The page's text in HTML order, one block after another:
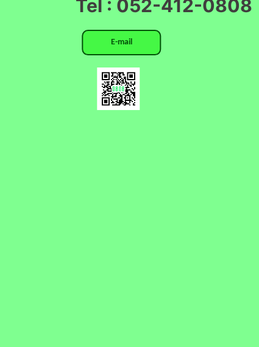
Tel : 052-412-0808
E-mail